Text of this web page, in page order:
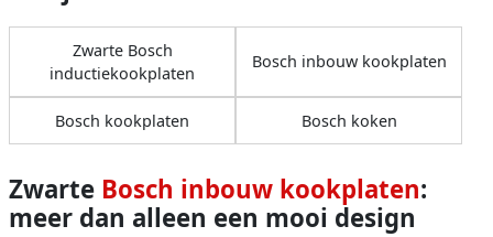
Zwarte Bosch
inductiekookplaten
Bosch inbouw kookplaten
Bosch kookplaten Bosch koken
Zwarte Bosch inbouw kookplaten:
meer dan alleen een mooi design